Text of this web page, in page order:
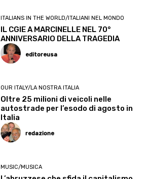
ITALIANS IN THE WORLD/ITALIANI NEL MONDO
IL CGIE A MARCINELLE NEL 70°
ANNIVERSARIO DELLA TRAGEDIA
editoreusa
OUR ITALY/LA NOSTRA ITALIA
Oltre 25 milioni di veicoli nelle
autostrade per l’esodo di agosto in
Italia
redazione
MUSIC/MUSICA